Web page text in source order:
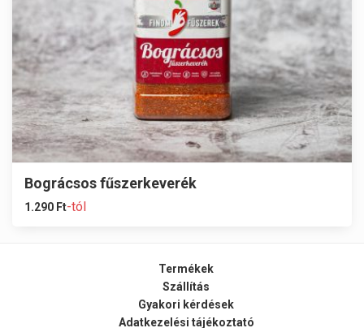
Bográcsos fűszerkeverék
1.290 Ft-tól
Termékek
Szállítás
Gyakori kérdések
Adatkezelési tájékoztató